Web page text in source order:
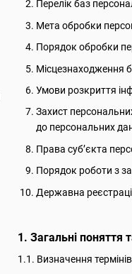
Перелік баз
Мета обробки
Порядок обробки
Місцезнаходження
Умови розкриття
Захист
до персональних
Права суб’єкта
Порядок роботи з
Державна
1. Загальні поняття
1.1. Визначення